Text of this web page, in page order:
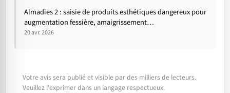
Almadies 2 : saisie de produits esthétiques dangereux pour
augmentation fessière, amaigrissement…
20 avr. 2026
Votre avis sera publié et visible par des milliers de lecteurs.
Veuillez l'exprimer dans un langage respectueux.